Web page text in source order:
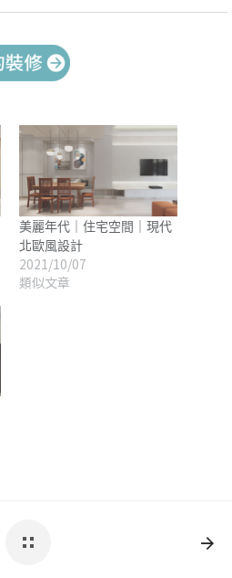
美麗年代｜住宅空間｜現代
北歐風設計
2021/10/07
類似文章